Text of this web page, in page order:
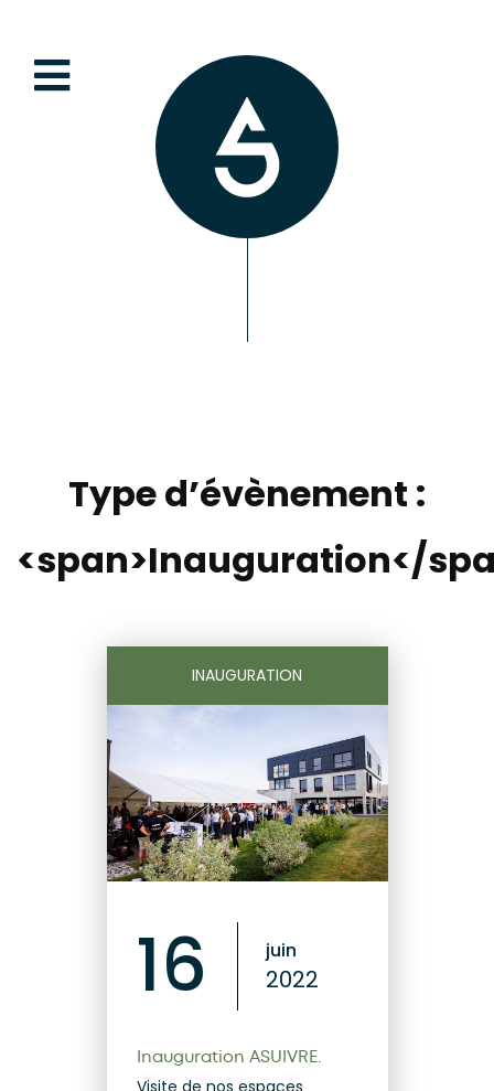
Type d’évènement :
<span>Inauguration</
INAUGURATION
16 juin
2022
Inauguration ASUIVRE.
Visite de nos espaces